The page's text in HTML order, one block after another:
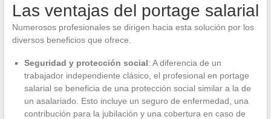
Las ventajas del portage salarial
Numerosos profesionales se dirigen hacia esta solución por los
diversos beneficios que ofrece.
Seguridad y protección social: A diferencia de un
trabajador independiente clásico, el profesional en portage
salarial se beneficia de una protección social similar a la de
un asalariado. Esto incluye un seguro de enfermedad, una
contribución para la jubilación y una cobertura en caso de